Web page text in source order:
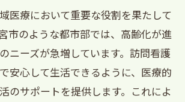
の仕事の魅力とは
の訪問看護の働きやすさ
師の一日とそのやりがい
地域特性と訪問看護の相性
医療において重要な役割を果たして
市のような都市部では、高齢化が進
ニーズが急増しています。訪問看護
安心して生活できるように、医療的
のサポートを提供します。これによ